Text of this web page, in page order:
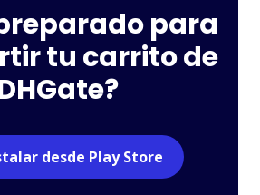
para
tu carrito de
desde Play Store